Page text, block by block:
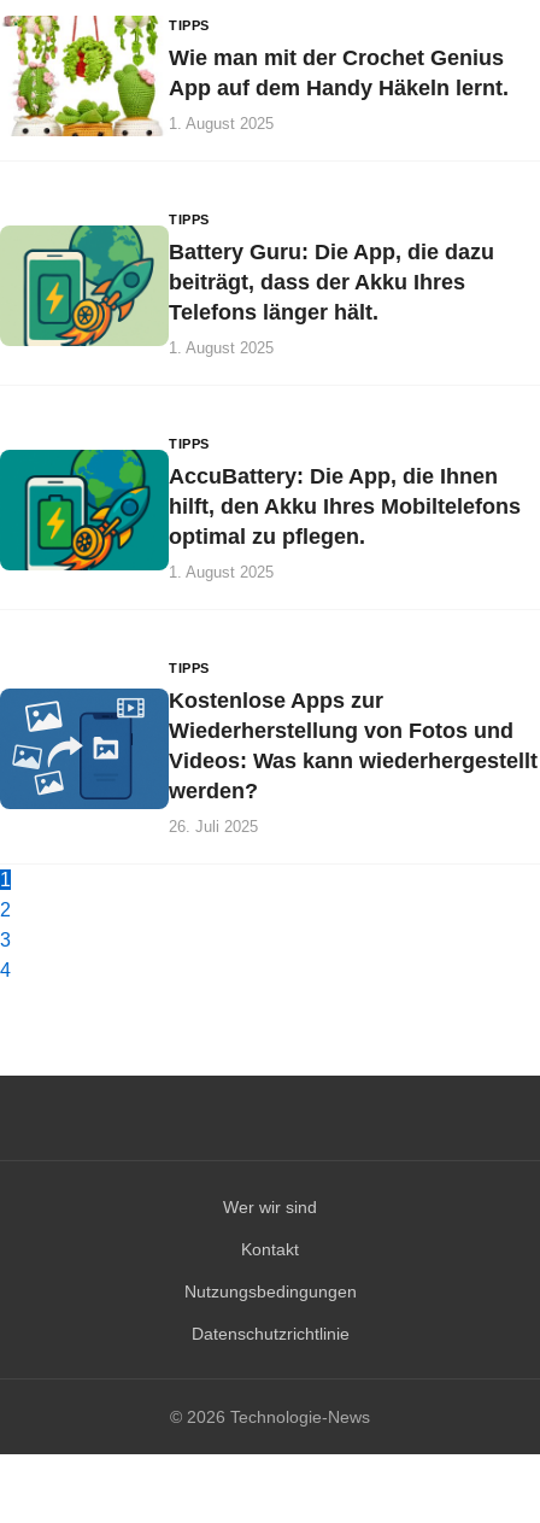
TIPPS
Wie man mit der Crochet Genius
App auf dem Handy Häkeln lernt.
1. August 2025
TIPPS
Battery Guru: Die App, die dazu
beiträgt, dass der Akku Ihres
Telefons länger hält.
1. August 2025
TIPPS
AccuBattery: Die App, die Ihnen
hilft, den Akku Ihres Mobiltelefons
optimal zu pflegen.
1. August 2025
TIPPS
Kostenlose Apps zur
Wiederherstellung von Fotos und
Videos: Was kann wiederhergestellt
werden?
26. Juli 2025
1
2
3
4
Wer wir sind
Kontakt
Nutzungsbedingungen
Datenschutzrichtlinie
© 2026 Technologie-News